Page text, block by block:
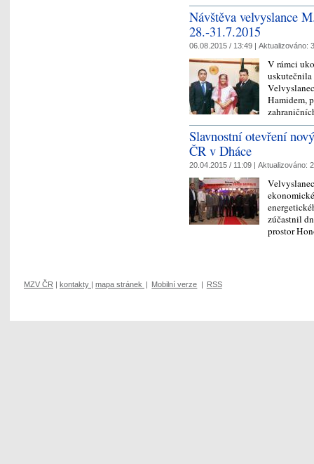
Návštěva velvyslance
28.-31.7.2015
06.08.2015 / 13:49 | Aktualizováno:
V rámci
uskutečnila
Hamidem,
Slavnostní otevření
ČR v Dháce
20.04.2015 / 11:09 | Aktualizováno:
zúčastnil
prostor
MZV ČR | kontakty | mapa stránek | Mobilní verze | RSS